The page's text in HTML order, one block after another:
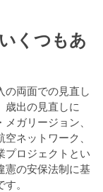
くつもあ
の両面での見直し
歳出の見直しに
ガリージョン、
ネットワーク、
プロジェクトとい
憲の安保法制に基
。